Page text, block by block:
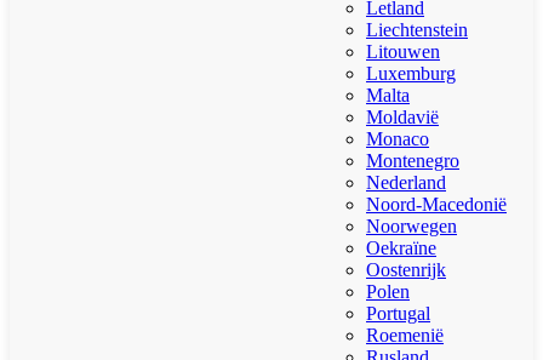
Letland
Liechtenstein
Litouwen
Luxemburg
Malta
Moldavië
Monaco
Montenegro
Nederland
Noord-Macedonië
Noorwegen
Oekraïne
Oostenrijk
Polen
Portugal
Roemenië